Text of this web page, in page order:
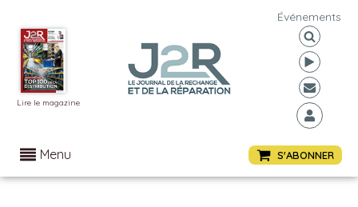
Lire le magazine
Événements
Menu S'ABONNER